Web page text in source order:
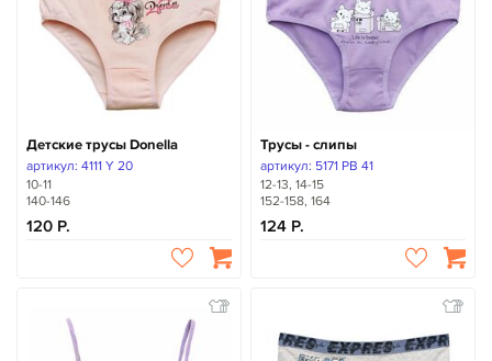
Детские трусы Donella
артикул: 4111 Y 20
10-11
140-146
120
Трусы - слипы
артикул: 5171 PB 41
12-13, 14-15
152-158, 164
124